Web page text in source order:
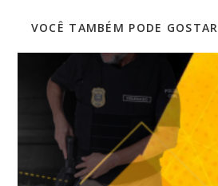
VOCÊ TAMBÉM PODE GOSTAR